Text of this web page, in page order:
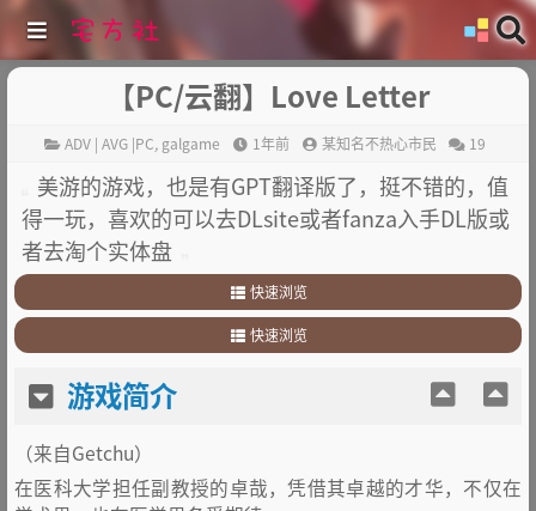
【PC/云翻】Love Letter
ADV | AVG |PC, galgame 1年前 某知名不热心市民 19
美游的游戏，也是有GPT翻译版了，挺不错的，值
得一玩，喜欢的可以去DLsite或者fanza入手DL版或
者去淘个实体盘
快速浏览
1.游戏简介
2.其他
快速浏览
2.其他游戏简介
（来自Getchu）
在医科大学担任副教授的卓哉，凭借其卓越的才华，不仅在